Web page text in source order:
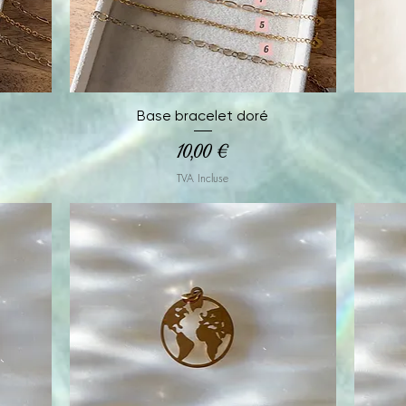
Aperçu rapide
Base bracelet doré
Prix
10,00 €
TVA Incluse